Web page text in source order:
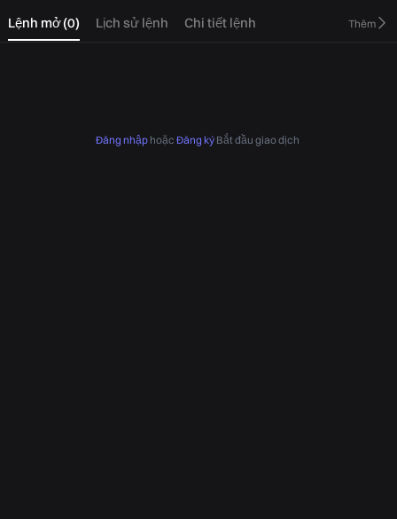
Lệnh mở(0) Lịch sử lệnh Chi tiết lệnh Thêm
Đăng nhập hoặc Đăng ký Bắt đầu giao dịch